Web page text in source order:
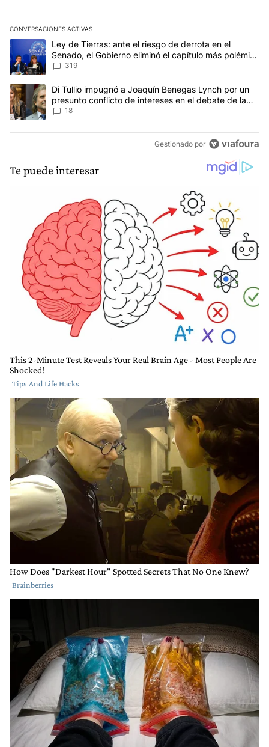
CONVERSACIONES ACTIVAS
Este listado muestra los artículos con más comentarios en los
Un artículo de tendencia con el título "Ley de Tierras: ante el
Ley de Tierras: ante el riesgo de derrota en el
Senado, el Gobierno eliminó el capítulo más polémico
del proyecto
319
Un artículo de tendencia con el título "Di Tullio impugnó a
Di Tullio impugnó a Joaquín Benegas Lynch por un
presunto conflicto de intereses en el debate de la
Ley de Tierras
18
Gestionado por